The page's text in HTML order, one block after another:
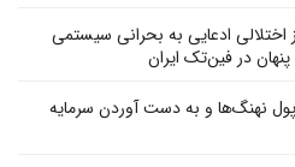
اختلالی ادعایی به بحرانی سیستمی
در فین‌تک ایران
پول‌ نهنگ‌ها و به دست آوردن سرمایه